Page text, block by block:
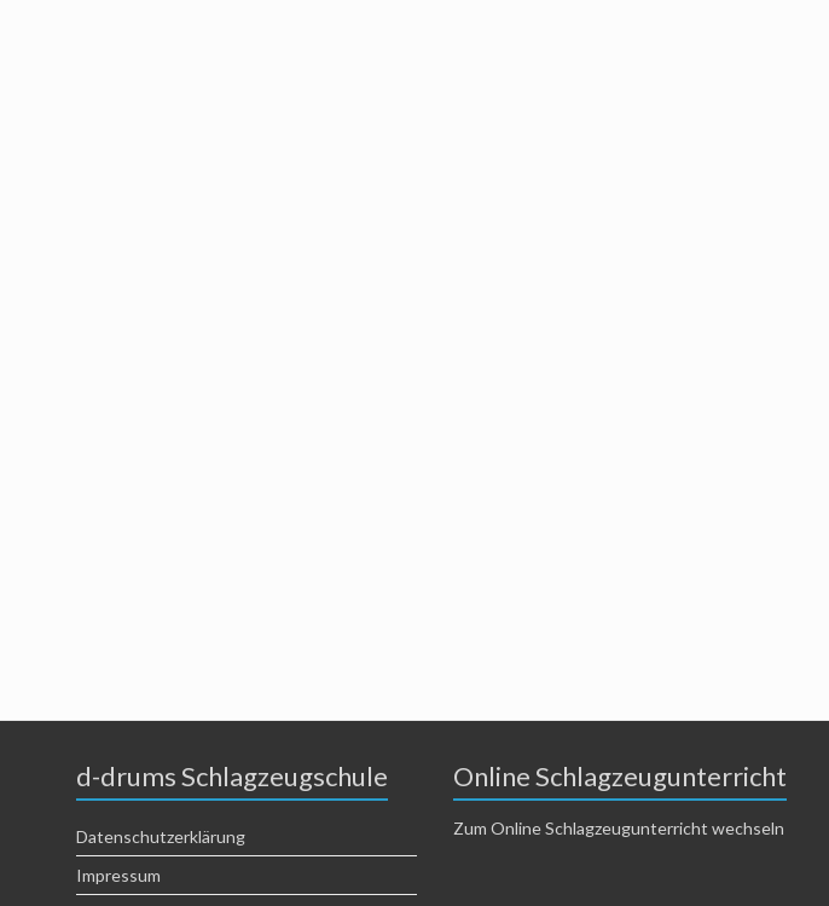
d-drums Schlagzeugschule
Datenschutzerklärung
Impressum
Online Schlagzeugunterricht
Zum Online Schlagzeugunterricht wechseln